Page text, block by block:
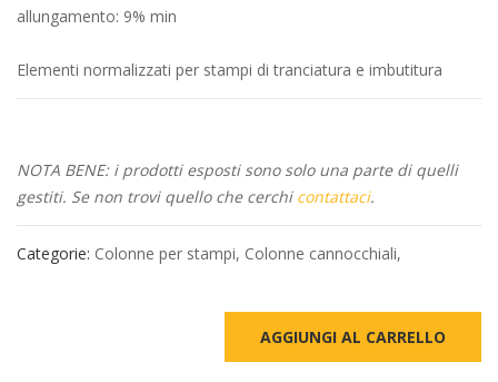
allungamento: 9% min
Elementi normalizzati per stampi di tranciatura e imbutitura
NOTA BENE: i prodotti esposti sono solo una parte di quelli
gestiti. Se non trovi quello che cerchi contattaci.
Categorie: Colonne per stampi, Colonne cannocchiali,
AGGIUNGI AL CARRELLO